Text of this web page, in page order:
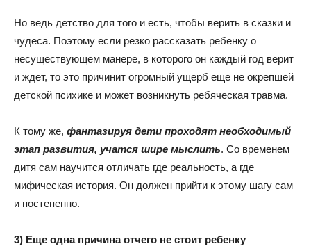
Но ведь детство для того и есть, чтобы верить в сказки и
чудеса. Поэтому если резко рассказать ребенку о
несуществующем манере, в которого он каждый год верит
и ждет, то это причинит огромный ущерб еще не окрепшей
детской психике и может возникнуть ребяческая травма.
К тому же, фантазируя дети проходят необходимый
этап развития, учатся шире мыслить. Со временем
дитя сам научится отличать где реальность, а где
мифическая история. Он должен прийти к этому шагу сам
и постепенно.
3) Еще одна причина отчего не стоит ребенку